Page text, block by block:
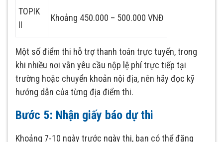
TOPIK
II
Khoảng 450.000 – 500.000 VNĐ
Một số điểm thi hỗ trợ thanh toán trực tuyến, trong
khi nhiều nơi vẫn yêu cầu nộp lệ phí trực tiếp tại
trường hoặc chuyển khoản nội địa, nên hãy đọc kỹ
hướng dẫn của từng địa điểm thi.
Bước 5: Nhận giấy báo dự thi
Khoảng 7-10 ngày trước ngày thi, bạn có thể đăng